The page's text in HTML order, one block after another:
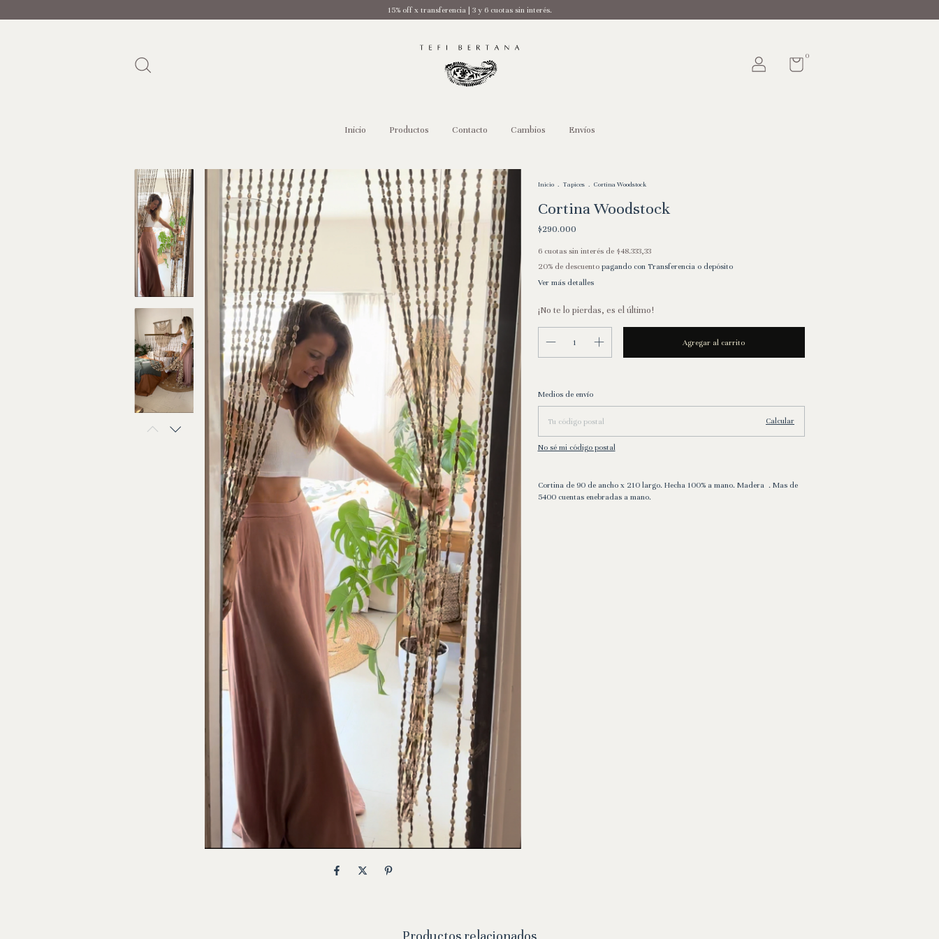
15% off x transferencia | 3 y 6 cuotas sin interés.
0
Inicio Productos Contacto Cambios Envíos
Inicio . Tapices . Cortina Woodstock
Cortina Woodstock
$290.000
6 cuotas sin interés de $48.333,33
20% de descuentopagando con Transferencia o depósito
Ver más detalles
¡No te lo pierdas, es el último!
Entregas para el CP:
Medios de envío
Calcular
No sé mi código postal
Cortina de 90 de ancho x 210 largo. Hecha 100% a mano. Madera . Mas de
5400 cuentas enebradas a mano.